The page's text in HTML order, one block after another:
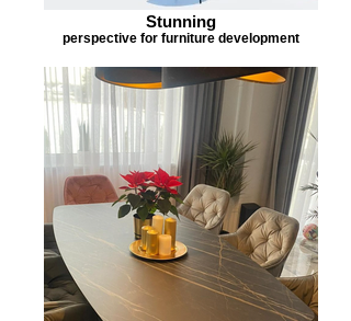
Stunning
perspective for furniture development